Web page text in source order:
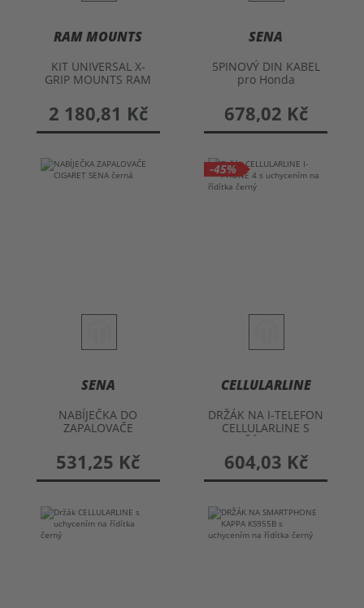
RAM MOUNTS
KIT UNIVERSAL X-
GRIP MOUNTS RAM
smartphony
2 180,81 Kč
SENA
5PINOVÝ DIN KABEL
pro Honda
678,02 Kč
SENA
NABÍJEČKA DO
ZAPALOVAČE
531,25 Kč
-45%
CELLULARLINE
DRŽÁK NA I-TELEFON
CELLULARLINE S
DRŽÁKEM NA
ŘÍDÍTKA
604,03 Kč